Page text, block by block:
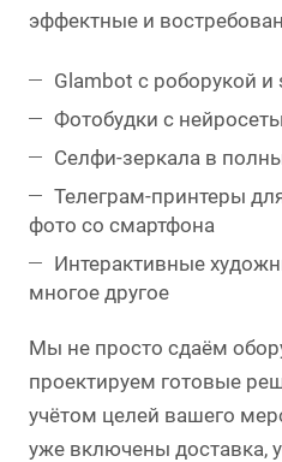
эффектные и
Glambot с роборукой
Фотобудки с
Селфи-зеркала в
Телеграм-принтеры
фото со смартфона
Интерактивные
многое другое
Мы не просто сдаём
проектируем готовые
учётом целей вашего
уже включены доставка,